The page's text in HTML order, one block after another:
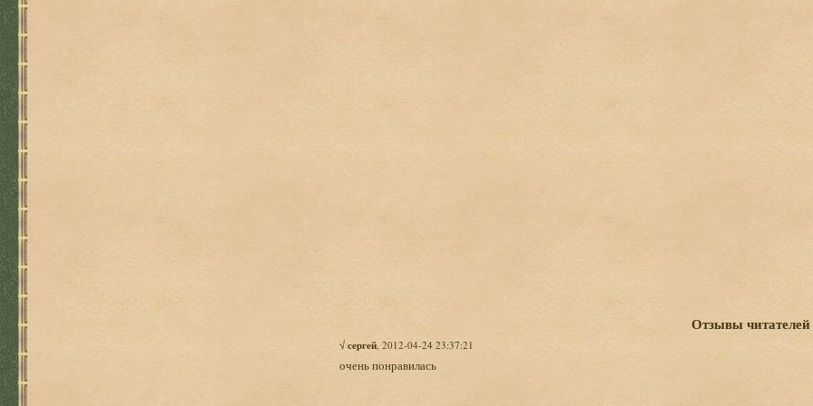
Отзывы читателей
√ сергей, 2012-04-24 23:37:21
очень понравилась